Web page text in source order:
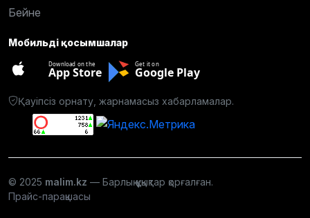
Бейне
Мобильді қосымшалар
Download on the
App Store
Get it on
Google Play
Қауіпсіз орнату, жарнамасыз хабарламалар.
© 2025 malim.kz — Барлық құқықтар қорғалған.
Прайс-парақшасы